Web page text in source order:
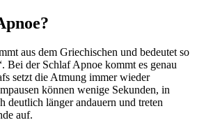
aus dem Griechischen und bedeutet so
Bei der Schlaf Apnoe kommt es genau
setzt die Atmung immer wieder
können wenige Sekunden, in
deutlich länger andauern und treten
auf.